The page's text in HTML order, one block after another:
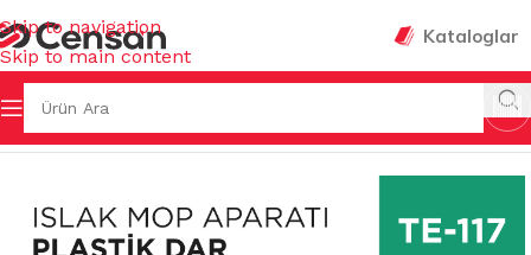
Skip to navigation
Skip to main content
Kataloglar
Ana Sayfa